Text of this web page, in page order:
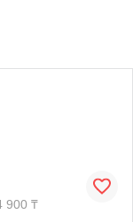
900 ₸